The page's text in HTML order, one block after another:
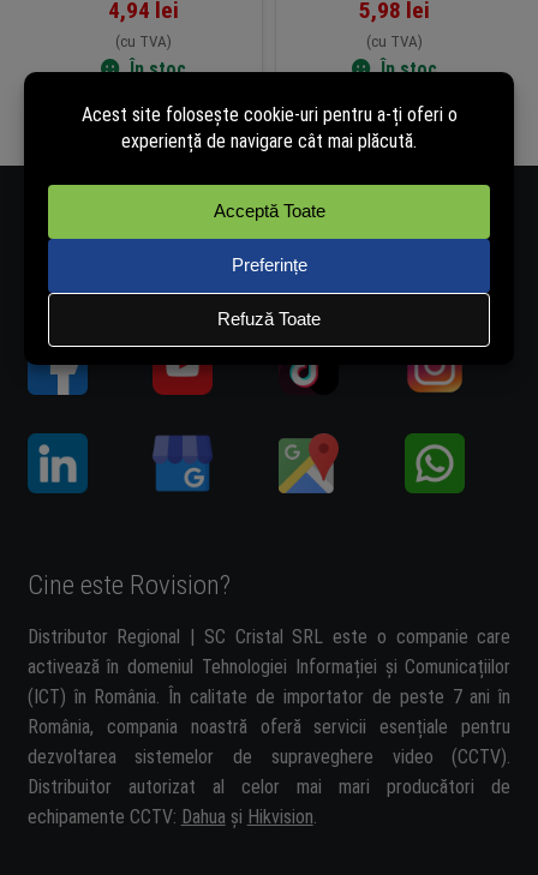
4,94 lei
(cu TVA)
În stoc
Adaugă în coș
5,98 lei
(cu TVA)
În stoc
Adaugă în coș
Adresă de e-mail - vanzari@rovision.ro
Cine este Rovision?
Distributor Regional | SC Cristal SRL este o companie care
activează în domeniul Tehnologiei Informației și Comunicațiilor
(ICT) în România. În calitate de importator de peste 7 ani în
România, compania noastră oferă servicii esențiale pentru
dezvoltarea sistemelor de supraveghere video (CCTV).
Distribuitor autorizat al celor mai mari producători de
echipamente CCTV: Dahua și Hikvision.